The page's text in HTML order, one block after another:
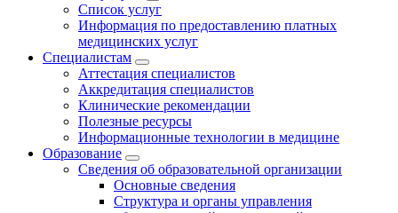
Список услуг
Информация по предоставлению платных
медицинских услуг
Специалистам
Аттестация специалистов
Аккредитация специалистов
Клинические рекомендации
Полезные ресурсы
Информационные технологии в медицине
Образование
Сведения об образовательной организации
Основные сведения
Структура и органы управления